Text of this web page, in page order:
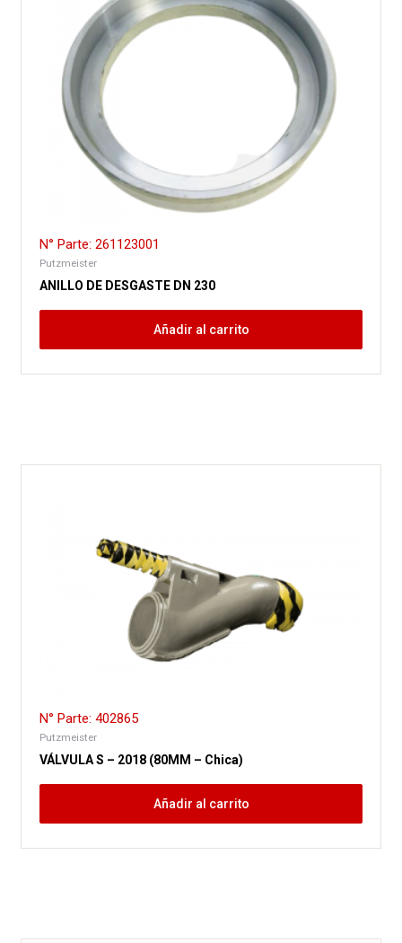
N° Parte: 261123001
Putzmeister
ANILLO DE DESGASTE DN 230
Añadir al carrito
N° Parte: 402865
Putzmeister
VÁLVULA S – 2018 (80MM – Chica)
Añadir al carrito